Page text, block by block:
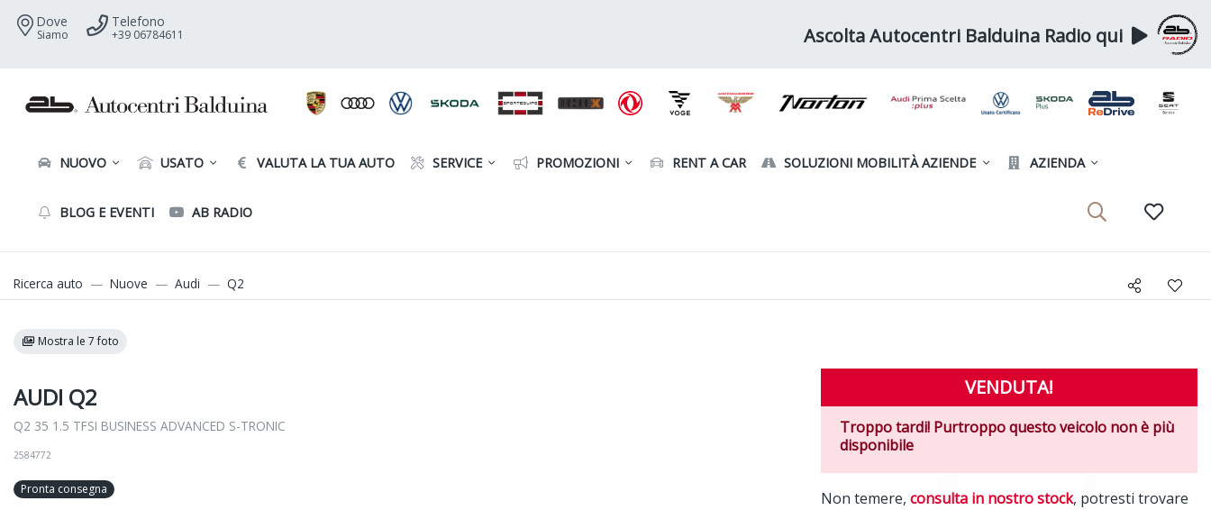
Dove
Siamo
Telefono
+39 06784611 Ascolta Autocentri Balduina Radio qui
NUOVO USATO VALUTA LA TUA AUTO SERVICE PROMOZIONI RENT A CAR SOLUZIONI MOBILITÀ AZIENDE AZIENDA
BLOG E EVENTI AB RADIO
Ricerca auto Nuove Audi Q2
Mostra le 7 foto
AUDI Q2
Q2 35 1.5 TFSI BUSINESS ADVANCED S-TRONIC
2584772
Pronta consegna
VENDUTA!
Troppo tardi! Purtroppo questo veicolo non è più
disponibile
Non temere, consulta in nostro stock, potresti trovare